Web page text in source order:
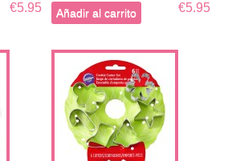
€5.95
€5.95
Añadir al carrito